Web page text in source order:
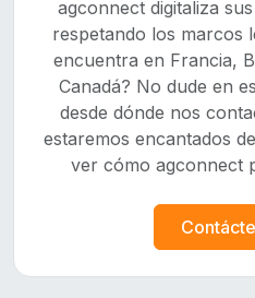
agconnect digitaliza
respetando los marcos
encuentra en Francia,
Canadá? No dude en
desde dónde nos
estaremos encantados
ver cómo agconnect